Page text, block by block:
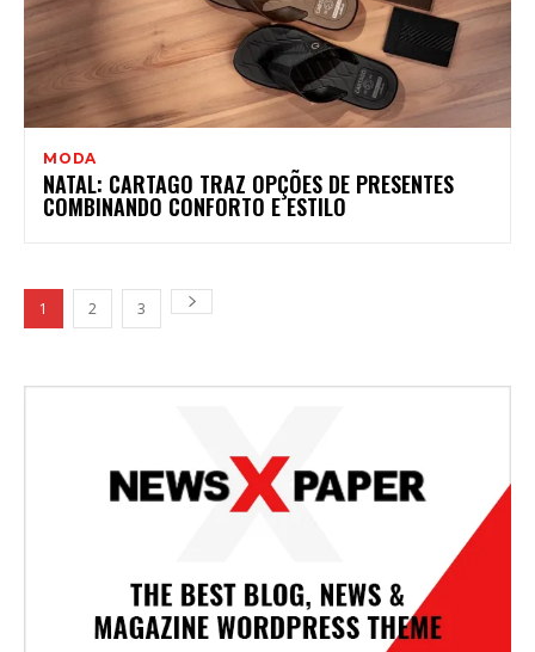
MODA
NATAL: CARTAGO TRAZ OPÇÕES DE PRESENTES
COMBINANDO CONFORTO E ESTILO
1 2 3